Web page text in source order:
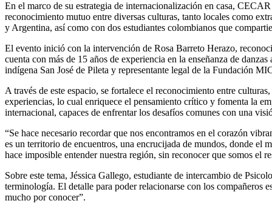
En el marco de su estrategia de internacionalización en casa,
reconocimiento mutuo entre diversas culturas, tanto locales como
y Argentina, así como con dos estudiantes colombianos que
El evento inició con la intervención de Rosa Barreto Herazo,
cuenta con más de 15 años de experiencia en la enseñanza de
indígena San José de Pileta y representante legal de la Fundación
A través de este espacio, se fortalece el reconocimiento entre
experiencias, lo cual enriquece el pensamiento crítico y fomenta la
internacional, capaces de enfrentar los desafíos comunes con una
“Se hace necesario recordar que nos encontramos en el corazón
es un territorio de encuentros, una encrucijada de mundos, donde el
hace imposible entender nuestra región, sin reconocer que somos
Sobre este tema, Jéssica Gallego, estudiante de intercambio de
terminología. El detalle para poder relacionarse con los compañeros
mucho por conocer”.